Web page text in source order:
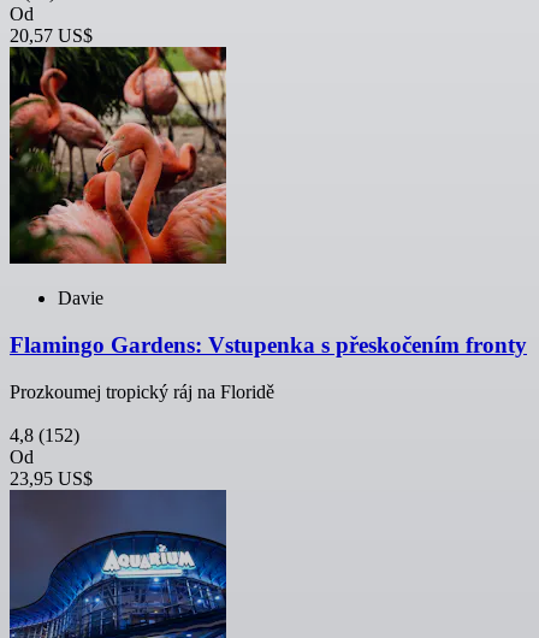
Od
20,57 US$
Davie
Flamingo Gardens: Vstupenka s přeskočením fronty
Prozkoumej tropický ráj na Floridě
4,8 (152)
Od
23,95 US$